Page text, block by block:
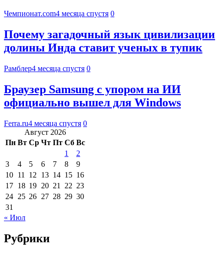
Чемпионат.com4 месяца спустя 0
Почему загадочный язык цивилизации
долины Инда ставит ученых в тупик
Рамблер4 месяца спустя 0
Браузер Samsung с упором на ИИ
официально вышел для Windows
Ferra.ru4 месяца спустя 0
Август 2026
Пн Вт Ср Чт Пт Сб Вс
1
2
3
4 5 6 7 8
9
10 11 12 13 14 15 16
17 18 19 20 21 22 23
24 25 26 27 28 29 30
31
« Июл
Рубрики